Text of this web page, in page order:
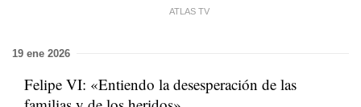
ATLAS TV
19 ene 2026
Felipe VI: «Entiendo la desesperación de las